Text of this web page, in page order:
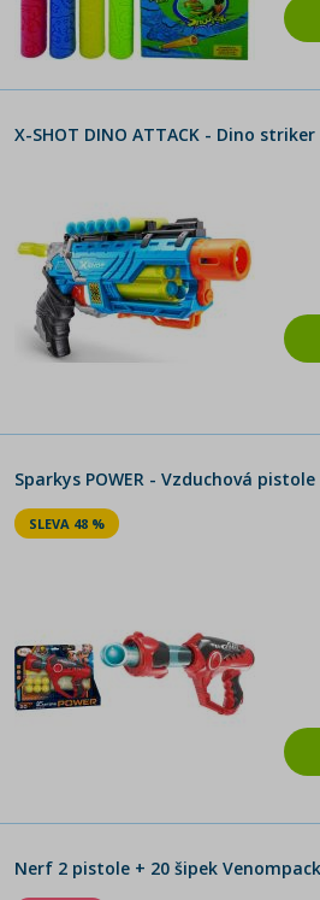
X-SHOT DINO ATTACK - Dino striker
Sparkys POWER - Vzduchová
SLEVA 48 %
Nerf 2 pistole + 20 šipek Venompack